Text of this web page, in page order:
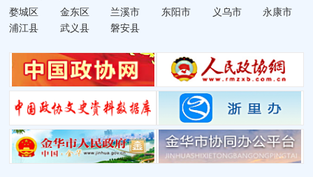
婺城区
金东区 兰溪市 东阳市 义乌市
永康市
浦江县
武义县 磐安县